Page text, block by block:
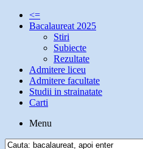
<=
Bacalaureat 2025
Stiri
Subiecte
Rezultate
Admitere liceu
Admitere facultate
Studii in strainatate
Carti
Menu